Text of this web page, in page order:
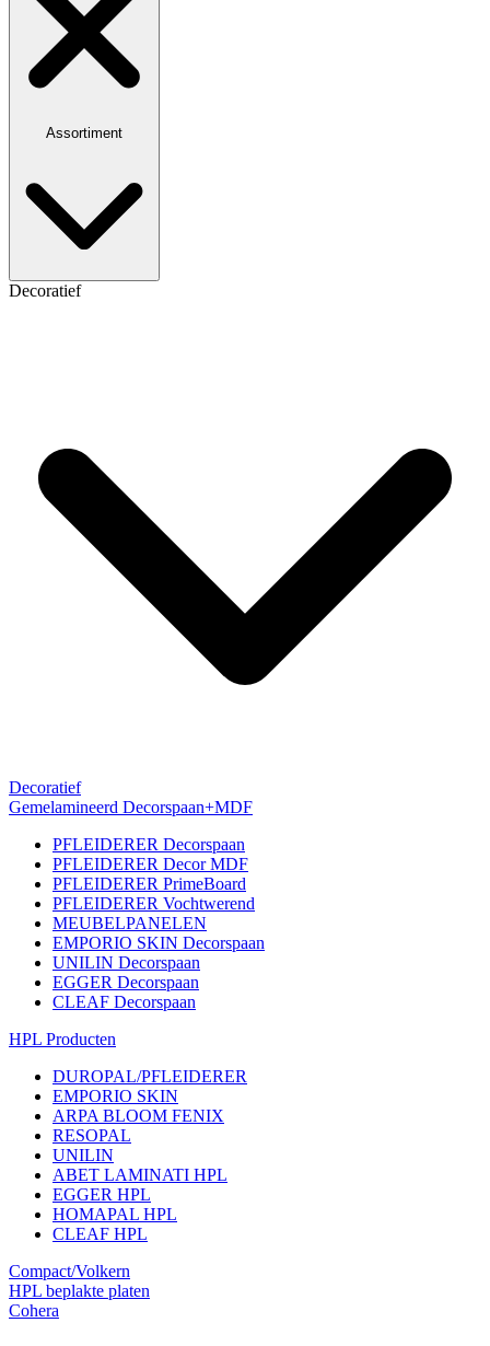
Assortiment
Decoratief
Decoratief
Gemelamineerd Decorspaan+MDF
PFLEIDERER Decorspaan
PFLEIDERER Decor MDF
PFLEIDERER PrimeBoard
PFLEIDERER Vochtwerend
MEUBELPANELEN
EMPORIO SKIN Decorspaan
UNILIN Decorspaan
EGGER Decorspaan
CLEAF Decorspaan
HPL Producten
DUROPAL/PFLEIDERER
EMPORIO SKIN
ARPA BLOOM FENIX
RESOPAL
UNILIN
ABET LAMINATI HPL
EGGER HPL
HOMAPAL HPL
CLEAF HPL
Compact/Volkern
HPL beplakte platen
Cohera